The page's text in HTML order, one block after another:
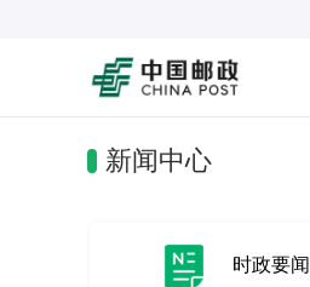
新闻中心
时政要闻